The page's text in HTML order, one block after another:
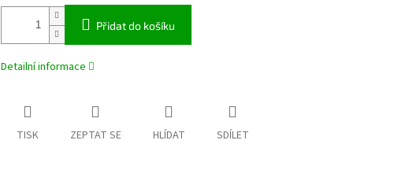
Přidat do košíku
Detailní informace
TISK ZEPTAT SE HLÍDAT SDÍLET